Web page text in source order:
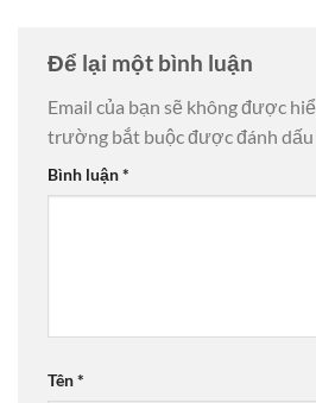
Để lại một bình luận
Email của bạn sẽ không được
trường bắt buộc được đánh dấu
Bình luận*
Tên*